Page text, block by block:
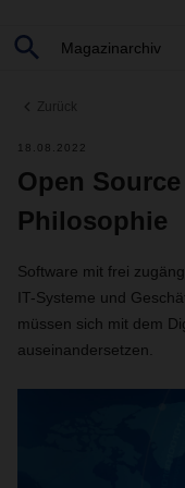
Zurück
18.08.2022
Open
Philosophie
Software mit frei
IT-Systeme und
müssen sich mit dem
auseinandersetzen.